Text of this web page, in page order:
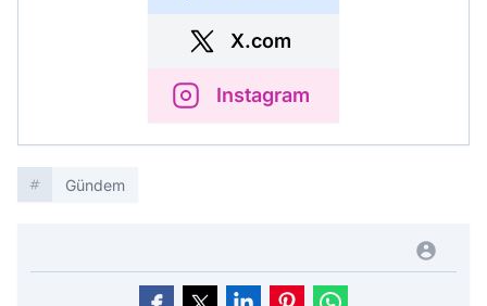
X.com
Instagram
Gündem